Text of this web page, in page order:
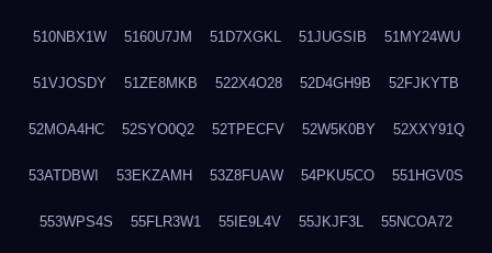
510NBX1W 5160U7JM 51D7XGKL 51JUGSIB 51MY24WU
51VJOSDY 51ZE8MKB 522X4O28 52D4GH9B 52FJKYTB
52MOA4HC 52SYO0Q2 52TPECFV 52W5K0BY 52XXY91Q
53ATDBWI 53EKZAMH 53Z8FUAW 54PKU5CO 551HGV0S
553WPS4S 55FLR3W1 55IE9L4V 55JKJF3L 55NCOA72